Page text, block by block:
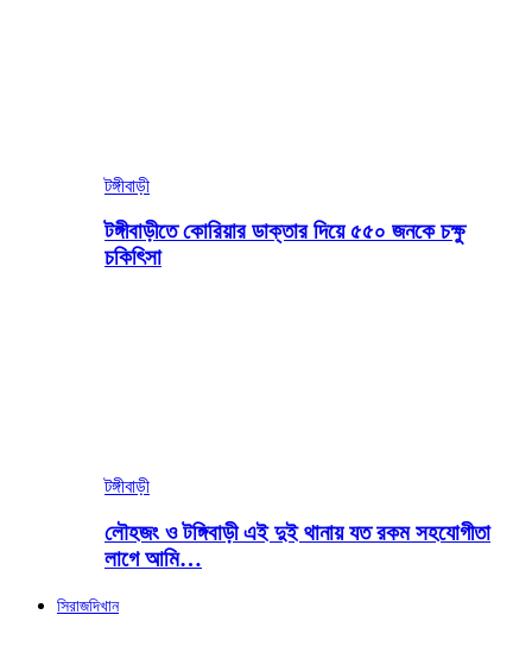
টঙ্গীবাড়ী
টঙ্গীবাড়ীতে কোরিয়ার ডাক্তার দিয়ে ৫৫০ জনকে চক্ষু
চকিৎিসা
টঙ্গীবাড়ী
লৌহজং ও টঙ্গিবাড়ী এই দুই থানায় যত রকম সহযোগীতা
লাগে আমি…
সিরাজদিখান